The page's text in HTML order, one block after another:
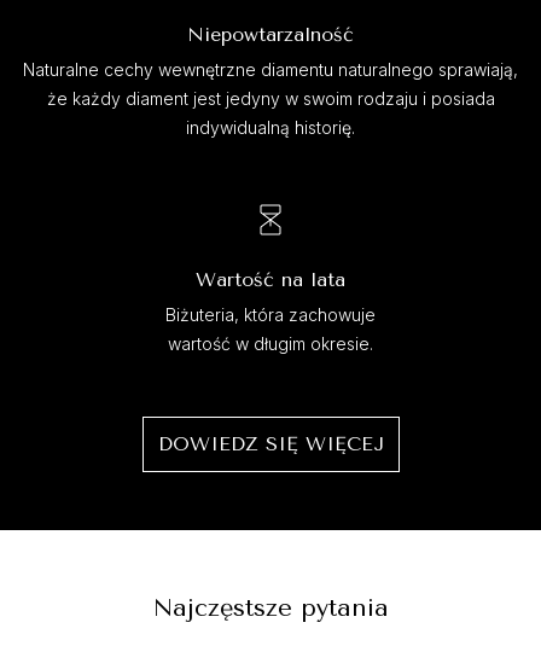
Niepowtarzalność
Naturalne cechy wewnętrzne diamentu naturalnego sprawiają,
że każdy diament jest jedyny w swoim rodzaju i posiada
indywidualną historię.
Wartość na lata
Biżuteria, która zachowuje
wartość w długim okresie.
DOWIEDZ SIĘ WIĘCEJ
Najczęstsze pytania